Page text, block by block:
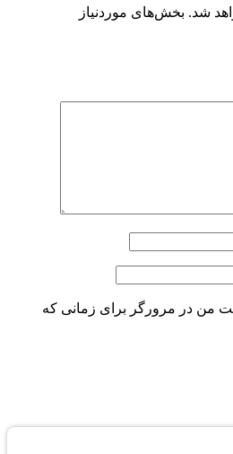
شد. بخش‌های موردنیاز
من در مرورگر برای زمانی که